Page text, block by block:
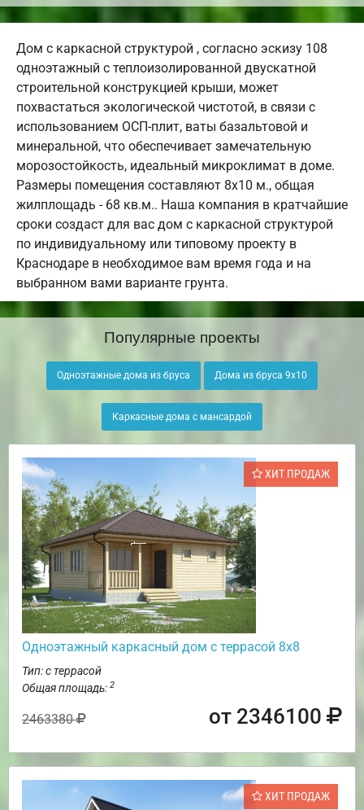
Дом с каркасной структурой , согласно эскизу 108
одноэтажный с теплоизолированной двускатной
строительной конструкцией крыши, может
похвастаться экологической чистотой, в связи с
использованием ОСП-плит, ваты базальтовой и
минеральной, что обеспечивает замечательную
морозостойкость, идеальный микроклимат в доме.
Размеры помещения составляют 8х10 м., общая
жилплощадь - 68 кв.м.. Наша компания в кратчайшие
сроки создаст для вас дом с каркасной структурой
по индивидуальному или типовому проекту в
Краснодаре в необходимое вам время года и на
выбранном вами варианте грунта.
Популярные проекты
Одноэтажные дома из бруса Дома из бруса 9х10
Каркасные дома с мансардой
ХИТ ПРОДАЖ
Одноэтажный каркасный дом с террасой 8х8
Тип: с террасой
Общая площадь: 2
2463380 от 2346100
ХИТ ПРОДАЖ